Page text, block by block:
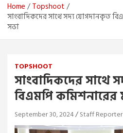
Home
Topshoot
সাংবাদিকদের সাথে সদ্য যোগদানকৃত
সভা
TOPSHOOT
সাংবাদিকদের সাথে
বিএমপি
September 30, 2024 Staff Reporter